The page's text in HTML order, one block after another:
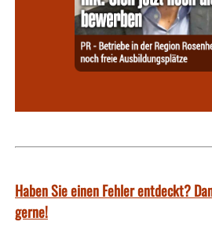
Haben Sie einen Fehler entdeckt?
gerne!